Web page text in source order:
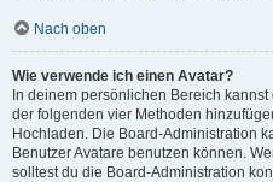
Nach oben
Wie verwende ich einen Avatar?
In deinem persönlichen Bereich kannst
der folgenden vier Methoden
Hochladen. Die Board-Administration
Benutzer Avatare benutzen können.
solltest du die Board-Administration